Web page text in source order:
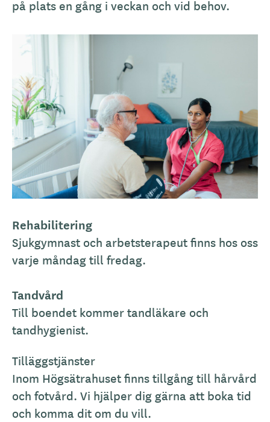
på plats en gång i veckan och vid behov.
Rehabilitering
Sjukgymnast och arbetsterapeut finns hos oss
varje måndag till fredag.
Tandvård
Till boendet kommer tandläkare och
tandhygienist.
Tilläggstjänster
Inom Högsätrahuset finns tillgång till hårvård
och fotvård. Vi hjälper dig gärna att boka tid
och komma dit om du vill.